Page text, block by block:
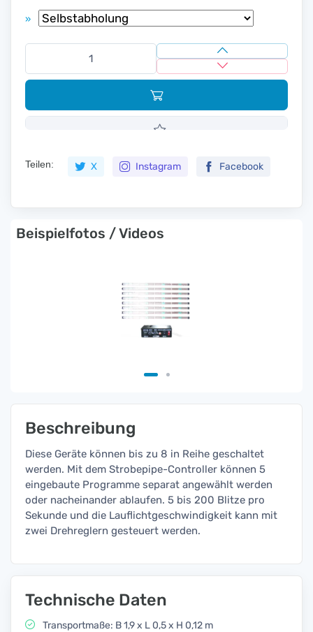
»
Teilen: X Instagram Facebook
Beispielfotos / Videos
Beschreibung
Diese Geräte können bis zu 8 in Reihe geschaltet
werden. Mit dem Strobepipe-Controller können 5
eingebaute Programme separat angewählt werden
oder nacheinander ablaufen. 5 bis 200 Blitze pro
Sekunde und die Lauflichtgeschwindigkeit kann mit
zwei Drehreglern gesteuert werden.
Technische Daten
Transportmaße: B 1,9 x L 0,5 x H 0,12 m